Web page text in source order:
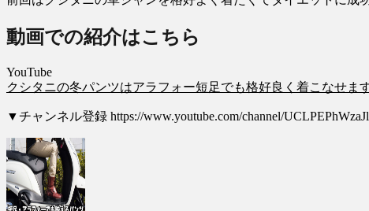
動画での紹介はこちら
YouTube
クシタニの冬パンツはアラフォー短足でも格好良く着こなせま
▼チャンネル登録 https://www.youtube.com/channel/